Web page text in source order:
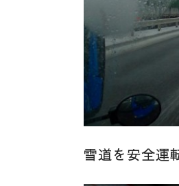
雪道を安全運